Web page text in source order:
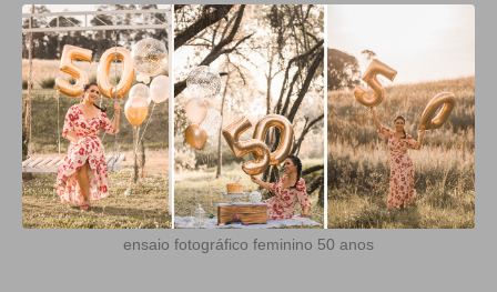
ensaio fotográfico feminino 50 anos